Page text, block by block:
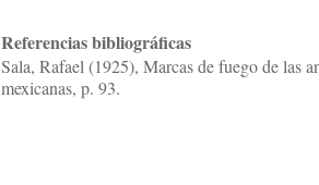
Referencias bibliográficas
Sala, Rafael (1925), Marcas de fuego de las
mexicanas, p. 93.